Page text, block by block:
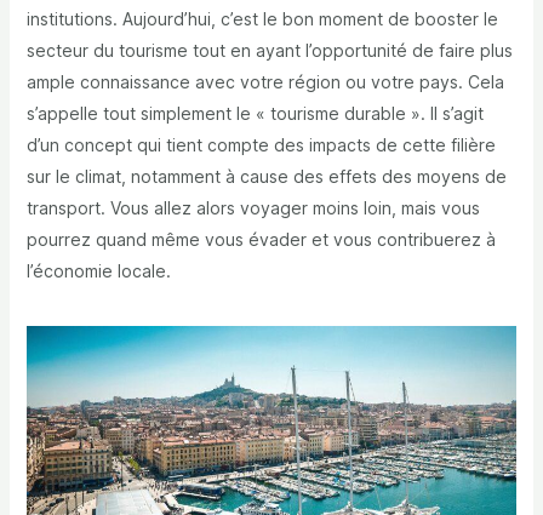
institutions. Aujourd’hui, c’est le bon moment de booster le
secteur du tourisme tout en ayant l’opportunité de faire plus
ample connaissance avec votre région ou votre pays. Cela
s’appelle tout simplement le « tourisme durable ». Il s’agit
d’un concept qui tient compte des impacts de cette filière
sur le climat, notamment à cause des effets des moyens de
transport. Vous allez alors voyager moins loin, mais vous
pourrez quand même vous évader et vous contribuerez à
l’économie locale.